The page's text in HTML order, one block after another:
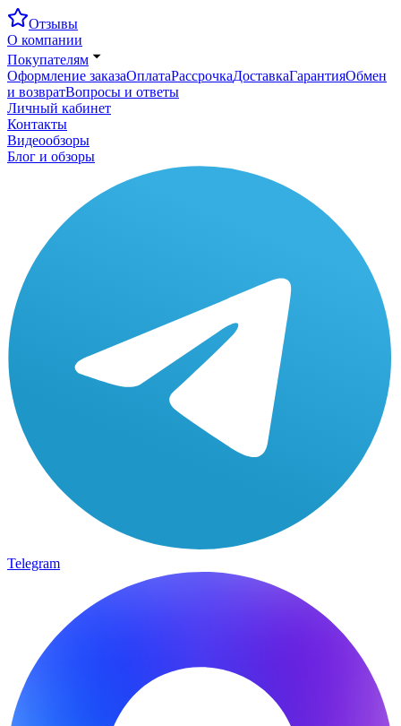
Отзывы
О компании
Покупателям
Оформление заказаОплатаРассрочкаДоставкаГарантияОбмен
и возвратВопросы и ответы
Личный кабинет
Контакты
Видеообзоры
Блог и обзоры
Telegram